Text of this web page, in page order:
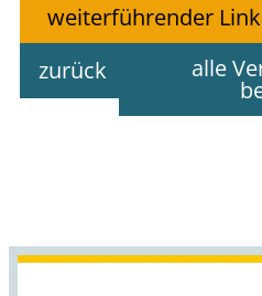
weiterführender
zurück
alle